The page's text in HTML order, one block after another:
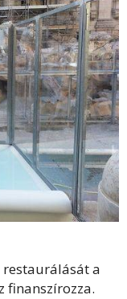
a
finanszírozza.